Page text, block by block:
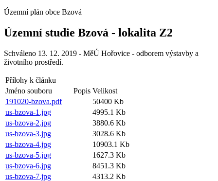
Územní plán obce Bzová
Územní studie Bzová - lokalita Z2
Schváleno 13. 12. 2019 - MěÚ Hořovice - odborem výstavby a
životního prostředí.
Přílohy k článku
Jméno souboru
Popis Velikost
191020-bzova.pdf
50400 Kb
us-bzova-1.jpg
4995.1 Kb
us-bzova-2.jpg
3880.6 Kb
us-bzova-3.jpg
3028.6 Kb
us-bzova-4.jpg
10903.1 Kb
us-bzova-5.jpg
1627.3 Kb
us-bzova-6.jpg
8451.3 Kb
us-bzova-7.jpg
4313.2 Kb